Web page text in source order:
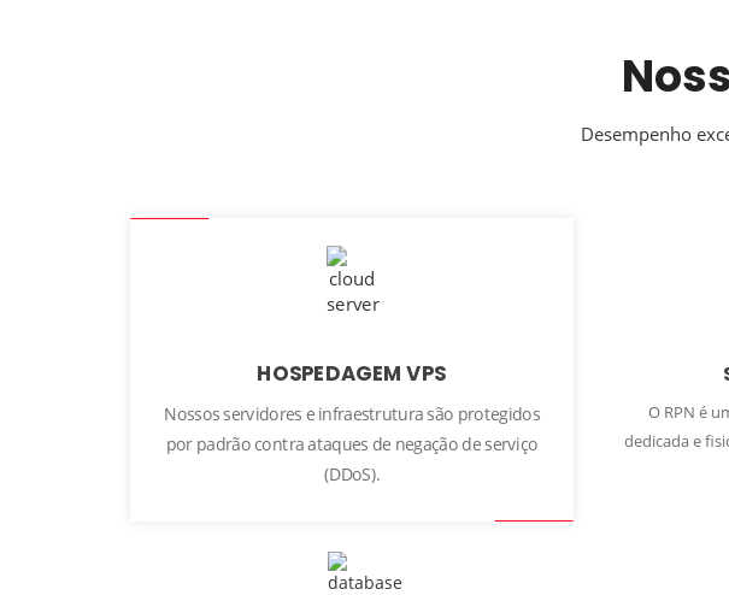
Desempenho
HOSPEDAGEM VPS
Nossos servidores e infraestrutura são protegidos
por padrão contra ataques de negação de serviço
(DDoS).
O RPN é
dedicada e